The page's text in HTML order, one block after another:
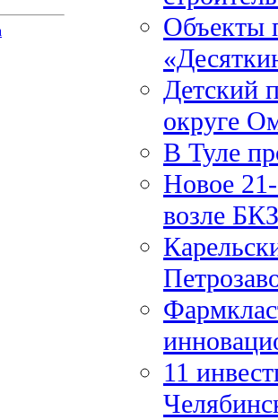
Объекты
Детский
округе
В Туле
Новое
возле БКЗ
11